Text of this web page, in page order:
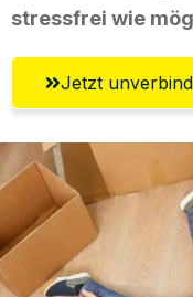
stressfrei wie
Jetzt